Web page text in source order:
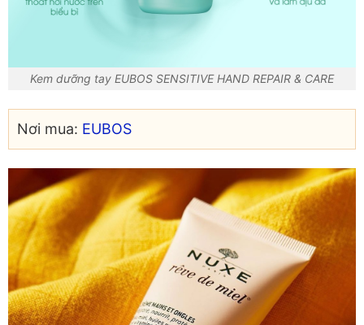
Kem dưỡng tay EUBOS SENSITIVE HAND REPAIR & CARE
Nơi mua: EUBOS